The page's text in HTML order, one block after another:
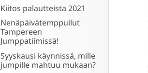
Kiitos palautteista 2021
Nenäpäivätemppuilut
Tampereen
Jumppatiimissä!
Syyskausi käynnissä, mille
jumpille mahtuu mukaan?